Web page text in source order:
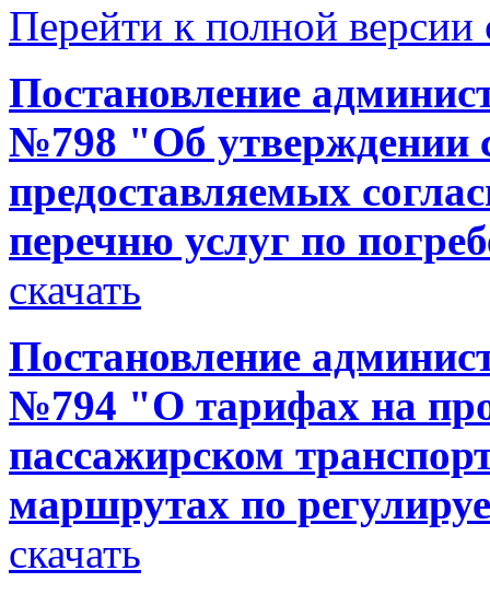
Перейти к полной версии
Постановление
№798 "Об утверждении
предоставляемых
перечню услуг по
скачать
Постановление
№794 "О тарифах на
пассажирском
маршрутах по
скачать